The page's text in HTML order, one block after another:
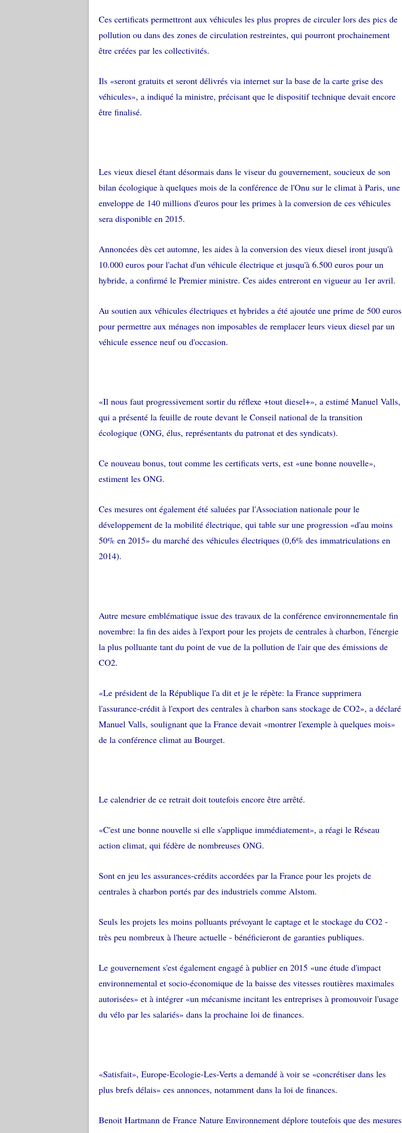
Ces certificats permettront aux véhicules les plus propres de circuler lors des pics de
pollution ou dans des zones de circulation restreintes, qui pourront prochainement
être créées par les collectivités.
Ils «seront gratuits et seront délivrés via internet sur la base de la carte grise des
véhicules», a indiqué la ministre, précisant que le dispositif technique devait encore
être finalisé.
Les vieux diesel étant désormais dans le viseur du gouvernement, soucieux de son
bilan écologique à quelques mois de la conférence de l'Onu sur le climat à Paris, une
enveloppe de 140 millions d'euros pour les primes à la conversion de ces véhicules
sera disponible en 2015.
Annoncées dès cet automne, les aides à la conversion des vieux diesel iront jusqu'à
10.000 euros pour l'achat d'un véhicule électrique et jusqu'à 6.500 euros pour un
hybride, a confirmé le Premier ministre. Ces aides entreront en vigueur au 1er avril.
Au soutien aux véhicules électriques et hybrides a été ajoutée une prime de 500 euros
pour permettre aux ménages non imposables de remplacer leurs vieux diesel par un
véhicule essence neuf ou d'occasion.
«Il nous faut progressivement sortir du réflexe +tout diesel+», a estimé Manuel Valls,
qui a présenté la feuille de route devant le Conseil national de la transition
écologique (ONG, élus, représentants du patronat et des syndicats).
Ce nouveau bonus, tout comme les certificats verts, est «une bonne nouvelle»,
estiment les ONG.
Ces mesures ont également été saluées par l'Association nationale pour le
développement de la mobilité électrique, qui table sur une progression «d'au moins
50% en 2015» du marché des véhicules électriques (0,6% des immatriculations en
2014).
Autre mesure emblématique issue des travaux de la conférence environnementale fin
novembre: la fin des aides à l'export pour les projets de centrales à charbon, l'énergie
la plus polluante tant du point de vue de la pollution de l'air que des émissions de
CO2.
«Le président de la République l'a dit et je le répète: la France supprimera
l'assurance-crédit à l'export des centrales à charbon sans stockage de CO2», a déclaré
Manuel Valls, soulignant que la France devait «montrer l'exemple à quelques mois»
de la conférence climat au Bourget.
Le calendrier de ce retrait doit toutefois encore être arrêté.
«C'est une bonne nouvelle si elle s'applique immédiatement», a réagi le Réseau
action climat, qui fédère de nombreuses ONG.
Sont en jeu les assurances-crédits accordées par la France pour les projets de
centrales à charbon portés par des industriels comme Alstom.
Seuls les projets les moins polluants prévoyant le captage et le stockage du CO2 -
très peu nombreux à l'heure actuelle - bénéficieront de garanties publiques.
Le gouvernement s'est également engagé à publier en 2015 «une étude d'impact
environnemental et socio-économique de la baisse des vitesses routières maximales
autorisées» et à intégrer «un mécanisme incitant les entreprises à promouvoir l'usage
du vélo par les salariés» dans la prochaine loi de finances.
«Satisfait», Europe-Ecologie-Les-Verts a demandé à voir se «concrétiser dans les
plus brefs délais» ces annonces, notamment dans la loi de finances.
Benoit Hartmann de France Nature Environnement déplore toutefois que des mesures